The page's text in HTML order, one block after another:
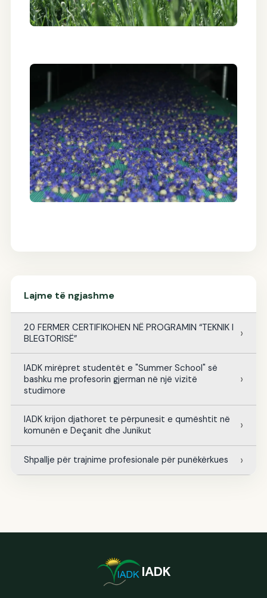
Lajme të ngjashme
20 FERMER CERTIFIKOHEN NË PROGRAMIN “TEKNIK I
BLEGTORISË”
IADK mirëpret studentët e "Summer School" së
bashku me profesorin gjerman në një vizitë
studimore
IADK krijon djathoret te përpunesit e qumështit në
komunën e Deçanit dhe Junikut
Shpallje për trajnime profesionale për punëkërkues
IADK